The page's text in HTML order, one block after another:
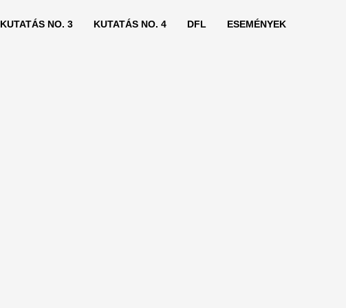
KUTATÁS NO. 3 KUTATÁS NO. 4 DFL ESEMÉNYEK